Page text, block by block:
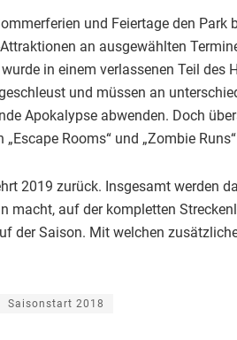
und Feiertage den
an ausgewählten
in einem verlassenen Teil
und müssen an
Apokalypse abwenden. Doch
Rooms“ und „Zombie
2019 zurück. Insgesamt werden
macht, auf der kompletten
der Saison. Mit welchen
Saisonstart 2018